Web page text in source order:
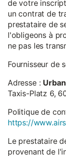
de votre
un contrat de
prestataire de
l'obligeons à
ne pas les
Fournisseur de
Adresse :
Taxis-Platz 6,
Politique de
https://
Le prestataire
provenant de